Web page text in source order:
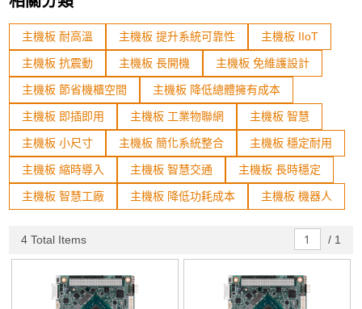
工業機箱
機器人開發專用區
規格篩選
Status
In Stock
Sort By
The Newest
主機板 耐高溫 主機板 提升系統可靠性 主機板 IIoT
主機板 抗震動 主機板 長開機 主機板 免維護設計
主機板 節省機櫃空間 主機板 降低總體擁有成本
主機板 即插即用 主機板 工業物聯網 主機板 智慧
主機板 小尺寸 主機板 簡化系統整合 主機板 穩定耐用
主機板 縮時導入 主機板 智慧交通 主機板 長時穩定
主機板 智慧工廠 主機板 降低功耗成本 主機板 機器人
4 Total Items / 1